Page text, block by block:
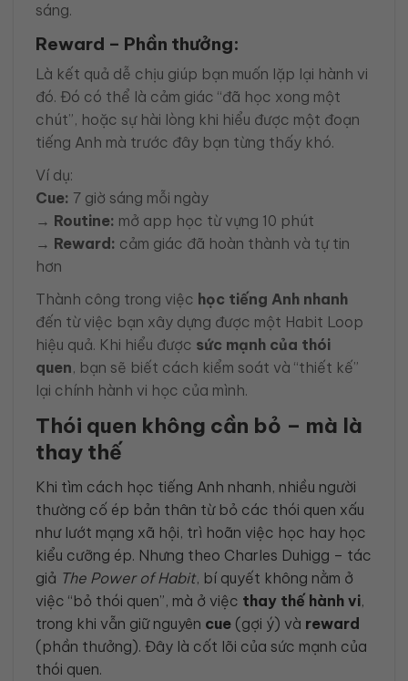
sáng.
Reward – Phần thưởng:
Là kết quả dễ chịu giúp bạn muốn lặp lại hành vi
đó. Đó có thể là cảm giác “đã học xong một
chút”, hoặc sự hài lòng khi hiểu được một đoạn
tiếng Anh mà trước đây bạn từng thấy khó.
Ví dụ:
Cue: 7 giờ sáng mỗi ngày
→ Routine: mở app học từ vựng 10 phút
→ Reward: cảm giác đã hoàn thành và tự tin
hơn
Thành công trong việc học tiếng Anh nhanh
đến từ việc bạn xây dựng được một Habit Loop
hiệu quả. Khi hiểu được sức mạnh của thói
quen, bạn sẽ biết cách kiểm soát và “thiết kế”
lại chính hành vi học của mình.
Thói quen không cần bỏ – mà là
thay thế
Khi tìm cách học tiếng Anh nhanh, nhiều người
thường cố ép bản thân từ bỏ các thói quen xấu
như lướt mạng xã hội, trì hoãn việc học hay học
kiểu cưỡng ép. Nhưng theo Charles Duhigg – tác
giả The Power of Habit, bí quyết không nằm ở
việc “bỏ thói quen”, mà ở việc thay thế hành vi,
trong khi vẫn giữ nguyên cue (gợi ý) và reward
(phần thưởng). Đây là cốt lõi của sức mạnh của
thói quen.